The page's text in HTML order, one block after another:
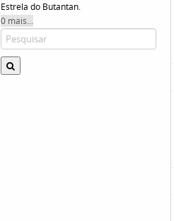
Estrela do Butantan.
0 mais...